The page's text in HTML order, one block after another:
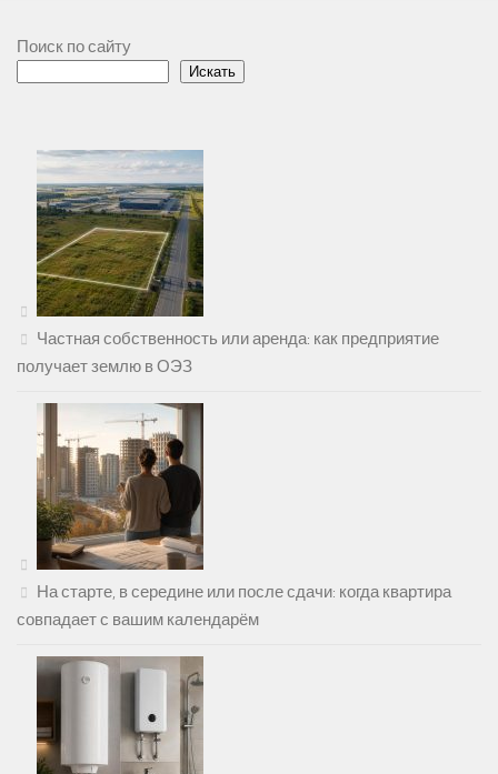
Поиск по сайту
Искать
Частная собственность или аренда: как предприятие
получает землю в ОЭЗ
На старте, в середине или после сдачи: когда квартира
совпадает с вашим календарём